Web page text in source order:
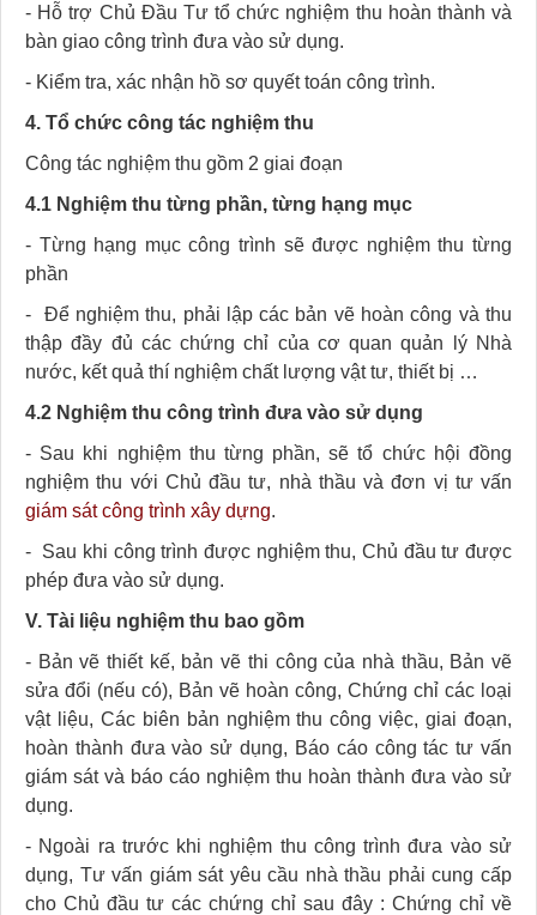
- Hỗ trợ Chủ Đầu Tư tổ chức nghiệm thu hoàn thành và
bàn giao công trình đưa vào sử dụng.
- Kiểm tra, xác nhận hồ sơ quyết toán công trình.
4. Tổ chức công tác nghiệm thu
Công tác nghiệm thu gồm 2 giai đoạn
4.1 Nghiệm thu từng phần, từng hạng mục
- Từng hạng mục công trình sẽ được nghiệm thu từng
phần
-
Để nghiệm thu, phải lập các bản vẽ hoàn công và thu
thập đầy đủ các chứng chỉ của cơ quan quản lý Nhà
nước, kết quả thí nghiệm chất lượng vật tư, thiết bị …
4.2 Nghiệm thu công trình đưa vào sử dụng
- Sau khi nghiệm thu từng phần, sẽ tổ chức hội đồng
nghiệm thu với Chủ đầu tư, nhà thầu và đơn vị tư vấn
giám sát công trình xây dựng.
- Sau khi công trình được nghiệm thu, Chủ đầu tư được
phép đưa vào sử dụng.
V. Tài liệu nghiệm thu bao gồm
- Bản vẽ thiết kế, bản vẽ thi công của nhà thầu, Bản vẽ
sửa đổi (nếu có), Bản vẽ hoàn công, Chứng chỉ các loại
vật liệu, Các biên bản nghiệm thu công việc, giai đoạn,
hoàn thành đưa vào sử dụng, Báo cáo công tác tư vấn
giám sát và báo cáo nghiệm thu hoàn thành đưa vào sử
dụng.
- Ngoài ra trước khi nghiệm thu công trình đưa vào sử
dụng, Tư vấn giám sát yêu cầu nhà thầu phải cung cấp
cho Chủ đầu tư các chứng chỉ sau đây : Chứng chỉ về